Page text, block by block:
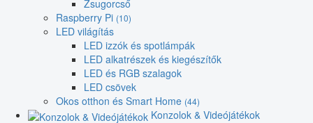
Zsugorcső
Raspberry Pi (10)
LED világítás
LED izzók és spotlámpák
LED alkatrészek és kiegészítők
LED és RGB szalagok
LED csövek
Okos otthon és Smart Home (44)
Konzolok & Videójátékok